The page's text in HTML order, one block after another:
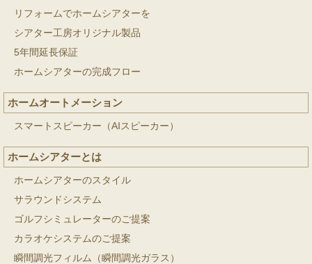
リフォームでホームシアターを
シアター工房オリジナル製品
5年間延長保証
ホームシアターの完成フロー
ホームオートメーション
スマートスピーカー（AIスピーカー）
ホームシアターとは
ホームシアターのスタイル
サラウンドシステム
ゴルフシミュレーターのご提案
カラオケシステムのご提案
瞬間調光フィルム（瞬間調光ガラス）